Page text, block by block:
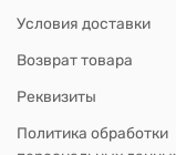
Условия доставки
Возврат товара
Реквизиты
Политика обработки